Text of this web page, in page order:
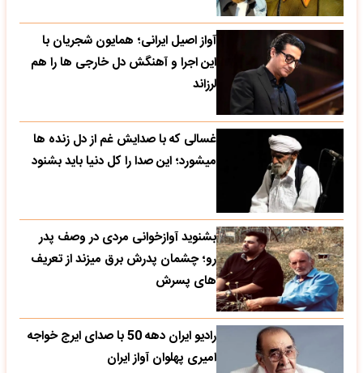
آواز اصیل ایرانی؛ همایون شجریان با
این اجرا و آهنگش دل خارجی ها را هم
لرزاند
غسالی که با صدایش غم از دل زنده ها
میشورد؛ این صدا را کل دنیا باید بشنود
بشنوید آوازخوانی مردی در وصف پدر
رو؛ چشمان پدرش برق میزند از تعریف
های پسرش
رادیو ایران دهه 50 با صدای ایرج خواجه
امیری پهلوان آواز ایران